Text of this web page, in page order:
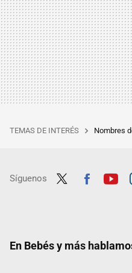
TEMAS DE INTERÉS Nombres
Síguenos
En Bebés y más